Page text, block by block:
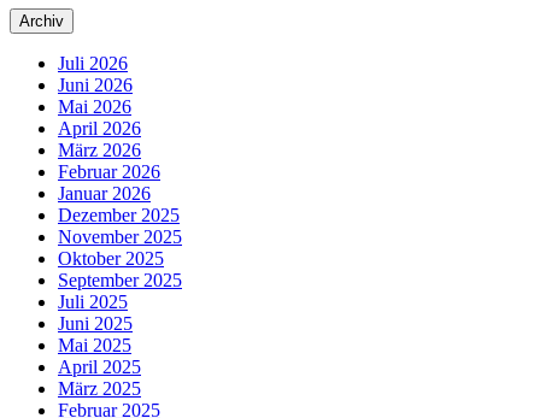
Archiv
Juli 2026
Juni 2026
Mai 2026
April 2026
März 2026
Februar 2026
Januar 2026
Dezember 2025
November 2025
Oktober 2025
September 2025
Juli 2025
Juni 2025
Mai 2025
April 2025
März 2025
Februar 2025